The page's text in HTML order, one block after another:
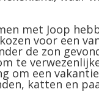
met Joop
voor een
de zon
te
om een
katten en